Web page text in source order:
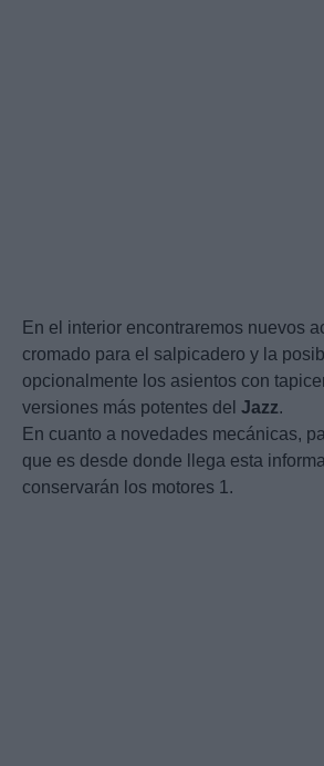
En el interior encontraremos nuevos
cromado para el salpicadero y la
opcionalmente los asientos con
versiones más potentes del Jazz.
En cuanto a novedades mecánicas,
que es desde donde llega esta
conservarán los motores 1.